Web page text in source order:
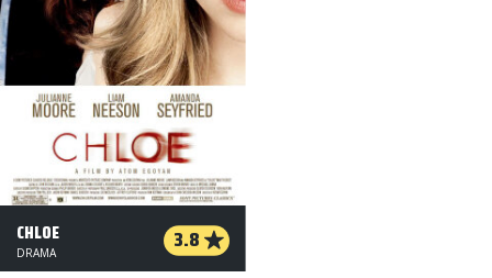
CHLOE 3.8
DRAMA